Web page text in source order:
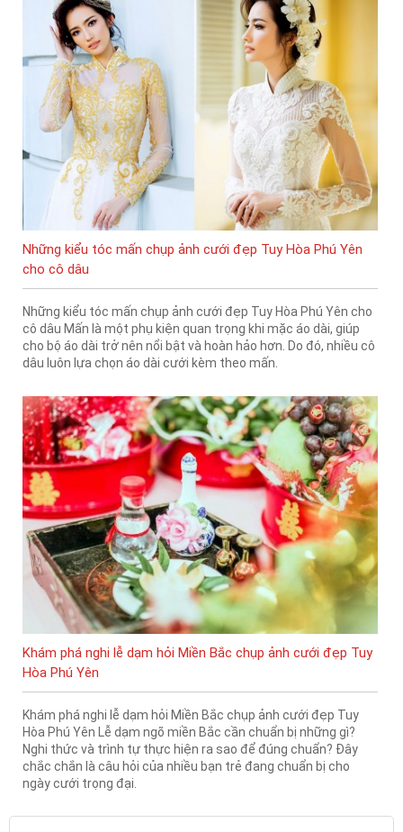
Những kiểu tóc mấn chụp ảnh cưới đẹp Tuy Hòa Phú Yên
cho cô dâu
Những kiểu tóc mấn chụp ảnh cưới đẹp Tuy Hòa Phú Yên cho
cô dâu Mấn là một phụ kiện quan trọng khi mặc áo dài, giúp
cho bộ áo dài trở nên nổi bật và hoàn hảo hơn. Do đó, nhiều cô
dâu luôn lựa chọn áo dài cưới kèm theo mấn.
Khám phá nghi lễ dạm hỏi Miền Bắc chụp ảnh cưới đẹp Tuy
Hòa Phú Yên
Khám phá nghi lễ dạm hỏi Miền Bắc chụp ảnh cưới đẹp Tuy
Hòa Phú Yên Lễ dạm ngõ miền Bắc cần chuẩn bị những gì?
Nghi thức và trình tự thực hiện ra sao để đúng chuẩn? Đây
chắc chắn là câu hỏi của nhiều bạn trẻ đang chuẩn bị cho
ngày cưới trọng đại.